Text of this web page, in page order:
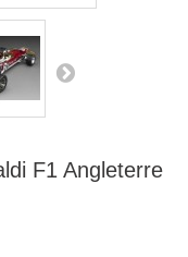
F1 Angleterre